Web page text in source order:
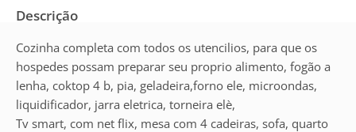
Descrição
Cozinha completa com todos os utencilios, para que os
hospedes possam preparar seu proprio alimento, fogão a
lenha, coktop 4 b, pia, geladeira,forno ele, microondas,
liquidificador, jarra eletrica, torneira elè,
Tv smart, com net flix, mesa com 4 cadeiras, sofa, quarto